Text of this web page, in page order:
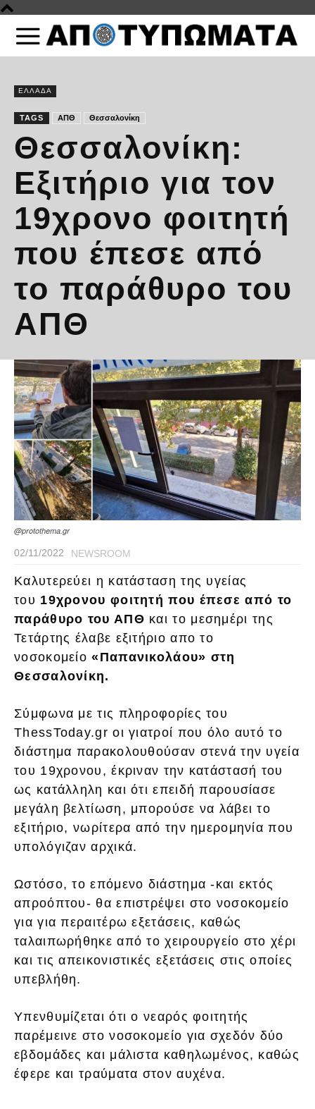
ΕΛΛΑΔΑ
TAGS ΑΠΘ Θεσσαλονίκη
Θεσσαλονίκη:
Εξιτήριο για τον
19χρονο φοιτητή
που έπεσε από
το παράθυρο του
ΑΠΘ
@protothema.gr
02/11/2022 NEWSROOM
Καλυτερεύει η κατάσταση της υγείας
του 19χρονου φοιτητή που έπεσε από το
παράθυρο του ΑΠΘ και το μεσημέρι της
Τετάρτης έλαβε εξιτήριο απο το
νοσοκομείο«Παπανικολάου» στη
Θεσσαλονίκη.
Σύμφωνα με τις πληροφορίες του
ThessToday.gr οι γιατροί που όλο αυτό το
διάστημα παρακολουθούσαν στενά την υγεία
του 19χρονου, έκριναν την κατάστασή του
ως κατάλληλη και ότι επειδή παρουσίασε
μεγάλη βελτίωση, μπορούσε να λάβει το
εξιτήριο, νωρίτερα από την ημερομηνία που
υπολόγιζαν αρχικά.
Ωστόσο, το επόμενο διάστημα -και εκτός
απροόπτου- θα επιστρέψει στο νοσοκομείο
για για περαιτέρω εξετάσεις, καθώς
ταλαιπωρήθηκε από το χειρουργείο στο χέρι
και τις απεικονιστικές εξετάσεις στις οποίες
υπεβλήθη.
Υπενθυμίζεται ότι ο νεαρός φοιτητής
παρέμεινε στο νοσοκομείο για σχεδόν δύο
εβδομάδες και μάλιστα καθηλωμένος, καθώς
έφερε και τραύματα στον αυχένα.